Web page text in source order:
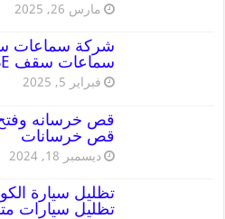
مارس 26, 2025
سماعات سقف BOSE أصلية
فبراير 5, 2025
قص خرسانات
ديسمبر 18, 2024
تظليل سيارات